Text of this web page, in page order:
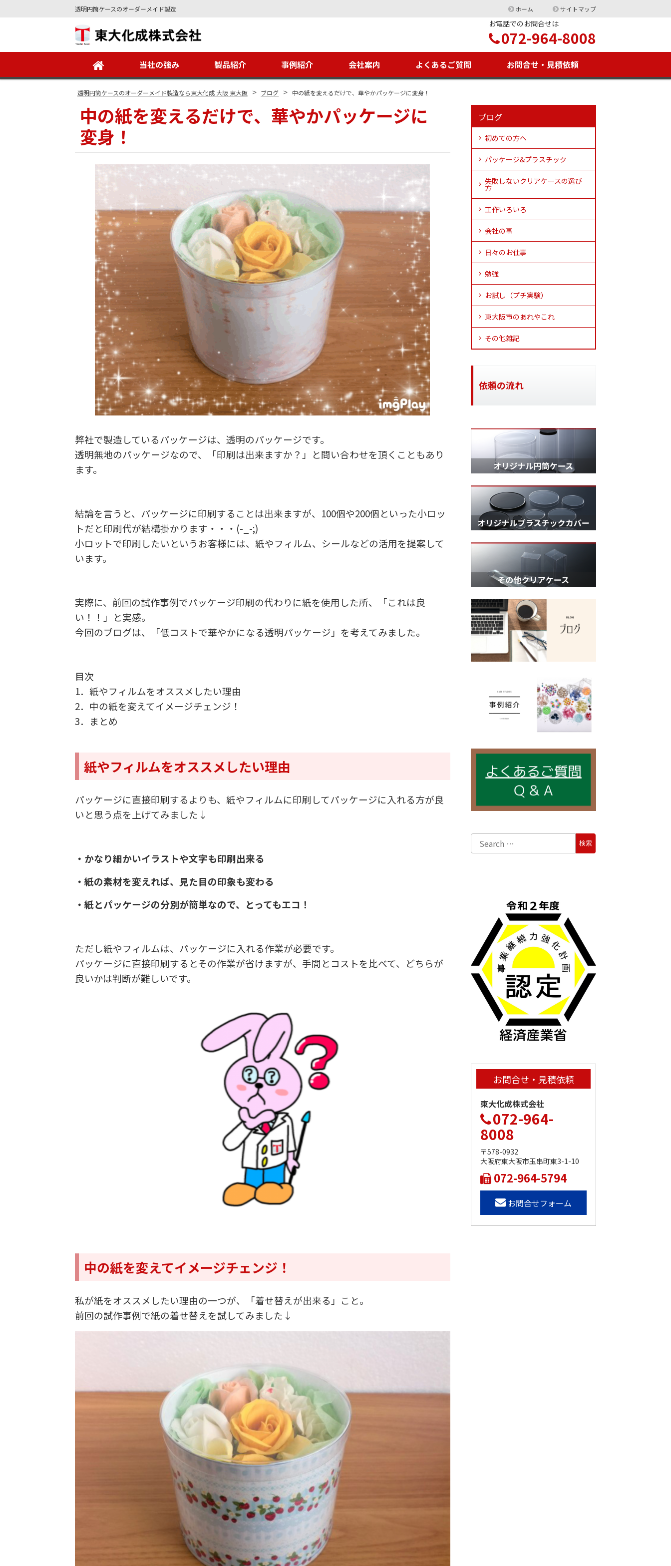
透明円筒ケースのオーダーメイド製造 ホーム サイトマップ
お電話でのお問合せは
072-964-8008
当社の強み 製品紹介 事例紹介 会社案内 よくあるご質問 お問合せ・見積依頼
透明円筒ケースのオーダーメイド製造なら東大化成 大阪 東大阪 > ブログ > 中の紙を変えるだけで、華やかパッケージに変身！
中の紙を変えるだけで、華やかパッケージに
変身！
弊社で製造しているパッケージは、透明のパッケージです。
透明無地のパッケージなので、「印刷は出来ますか？」と問い合わせを頂くこともあり
ます。
結論を言うと、パッケージに印刷することは出来ますが、100個や200個といった小ロッ
トだと印刷代が結構掛かります・・・(-_-;)
小ロットで印刷したいというお客様には、紙やフィルム、シールなどの活用を提案して
います。
実際に、前回の試作事例でパッケージ印刷の代わりに紙を使用した所、「これは良
い！！」と実感。
今回のブログは、「低コストで華やかになる透明パッケージ」を考えてみました。
目次
1．紙やフィルムをオススメしたい理由
2．中の紙を変えてイメージチェンジ！
3．まとめ
紙やフィルムをオススメしたい理由
パッケージに直接印刷するよりも、紙やフィルムに印刷してパッケージに入れる方が良
いと思う点を上げてみました↓
・かなり細かいイラストや文字も印刷出来る
・紙の素材を変えれば、見た目の印象も変わる
・紙とパッケージの分別が簡単なので、とってもエコ！
ただし紙やフィルムは、パッケージに入れる作業が必要です。
パッケージに直接印刷するとその作業が省けますが、手間とコストを比べて、どちらが
良いかは判断が難しいです。
中の紙を変えてイメージチェンジ！
私が紙をオススメしたい理由の一つが、「着せ替えが出来る」こと。
前回の試作事例で紙の着せ替えを試してみました↓
ブログ
初めての方へ
パッケージ&プラスチック
失敗しないクリアケースの選び
方
工作いろいろ
会社の事
日々のお仕事
勉強
お試し（プチ実験）
東大阪市のあれやこれ
その他雑記
依頼の流れ
お問合せ・見積依頼
東大化成株式会社
072-964-
8008
〒578-0932
大阪府東大阪市玉串町東3-1-10
072-964-5794
お問合せフォーム